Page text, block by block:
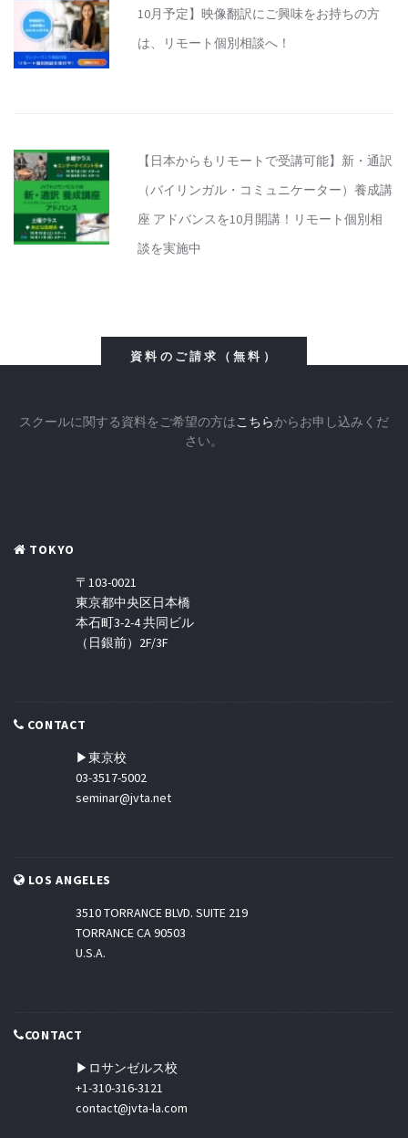
10月予定】映像翻訳にご興味をお持ちの方
は、リモート個別相談へ！
【日本からもリモートで受講可能】新・通訳
（バイリンガル・コミュニケーター）養成講
座 アドバンスを10月開講！リモート個別相
談を実施中
資料のご請求（無料）
スクールに関する資料をご希望の方はこちらからお申し込みくだ
さい。
TOKYO
〒103-0021
東京都中央区日本橋
本石町3-2-4 共同ビル
（日銀前）2F/3F
CONTACT
▶東京校
03-3517-5002
seminar@jvta.net
LOS ANGELES
3510 TORRANCE BLVD. SUITE 219
TORRANCE CA 90503
U.S.A.
CONTACT
▶ロサンゼルス校
+1-310-316-3121
contact@jvta-la.com